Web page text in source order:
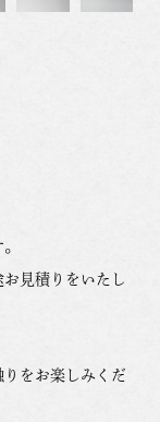
見積りをいたし
をお楽しみくだ